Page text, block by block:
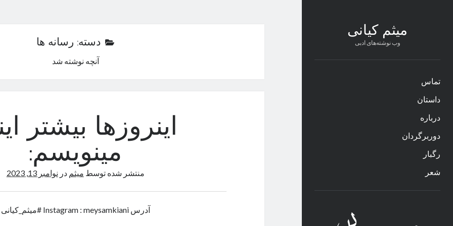
میثم کیانی
وب نوشته‌های ادبی
تماس
داستان
درباره
دوربرگردان
رگبار
شعر
دسته: رسانه ها
آنچه نوشته شد
اینروزها بیشتر
مینویسم:
منتشر شده توسط میثم در نوامبر 13, 2023
آدرس Instagram : meysamkiani #میثم_کیانی